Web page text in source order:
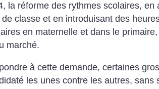
la réforme des rythmes scolaires, en
classe et en introduisant des
en maternelle et dans le
marché.
à cette demande, certaines
les unes contre les autres, sans